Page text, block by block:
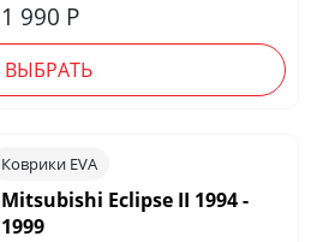
1 990 Р
ВЫБРАТЬ
Коврики EVA
Mitsubishi Eclipse II 1994 -
1999